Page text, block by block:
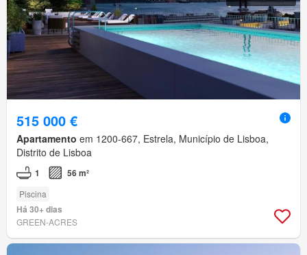
515 000 €
Apartamento em 1200-667, Estrela, Município de Lisboa,
Distrito de Lisboa
1 56 m²
Piscina
Há 30+ dias
GREEN-ACRES